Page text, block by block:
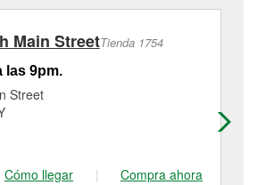
Main StreetTienda 1754
las 9pm.
Street
Cómo llegar | Compra ahora